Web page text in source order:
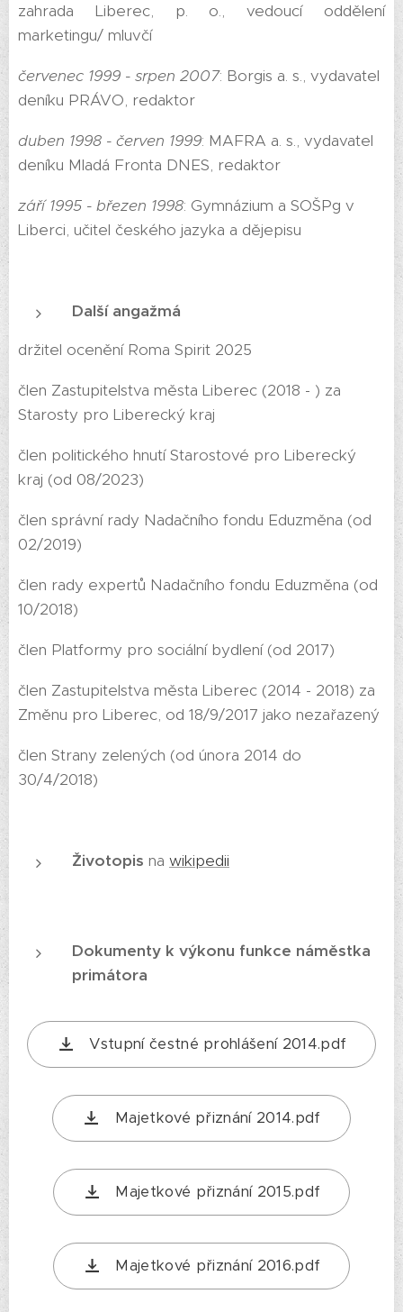
zahrada Liberec, p. o., vedoucí oddělení
marketingu/ mluvčí
červenec 1999 - srpen 2007: Borgis a. s., vydavatel
deníku PRÁVO, redaktor
duben 1998 - červen 1999: MAFRA a. s., vydavatel
deníku Mladá Fronta DNES, redaktor
září 1995 - březen 1998: Gymnázium a SOŠPg v
Liberci, učitel českého jazyka a dějepisu
Další angažmá
držitel ocenění Roma Spirit 2025
člen Zastupitelstva města Liberec (2018 - ) za
Starosty pro Liberecký kraj
člen politického hnutí Starostové pro Liberecký
kraj (od 08/2023)
člen správní rady Nadačního fondu Eduzměna (od
02/2019)
člen rady expertů Nadačního fondu Eduzměna (od
10/2018)
člen Platformy pro sociální bydlení (od 2017)
člen Zastupitelstva města Liberec (2014 - 2018) za
Změnu pro Liberec, od 18/9/2017 jako nezařazený
člen Strany zelených (od února 2014 do
30/4/2018)
Životopis na wikipedii
Dokumenty k výkonu funkce náměstka
primátora
Vstupní čestné prohlášení 2014.pdf
Majetkové přiznání 2014.pdf
Majetkové přiznání 2015.pdf
Majetkové přiznání 2016.pdf